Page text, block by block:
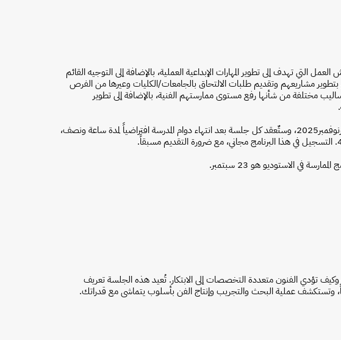
التي تهدف إلى تطوير المهارات الإبداعية العملية، بالإضافة إلى التوجيه القائم
مشاريعهم وتقديم طلبات الالتحاق بالجامعات/الكليات وعيرها من الفرص
مختلفة من شأنها رفع مستوى ممارستهم الفنية، بالإضافة إلى تطوير
يقام البرنامج مرة واحدة أسبوعياً طوال شهرنوفمبر2025، وستٌعقد كل جلسة بعد انتهاء دوام المدرسة افتراضياً لمدة ساعة ونصف،
في الاستوديو هو 23 سبتمبر.
تؤدي الفنون متعددة التخصصات إلى الابتكار. تُعيد هذه الجلسة تعريف
وتستكشف عملية البحث والتجريب وإنتاج الفن بأسلوب يتماشى مع قدراتك.